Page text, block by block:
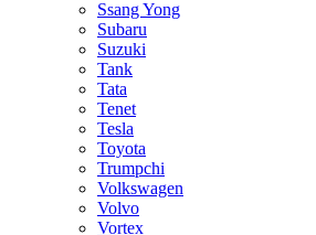
Ssang Yong
Subaru
Suzuki
Tank
Tata
Tenet
Tesla
Toyota
Trumpchi
Volkswagen
Volvo
Vortex